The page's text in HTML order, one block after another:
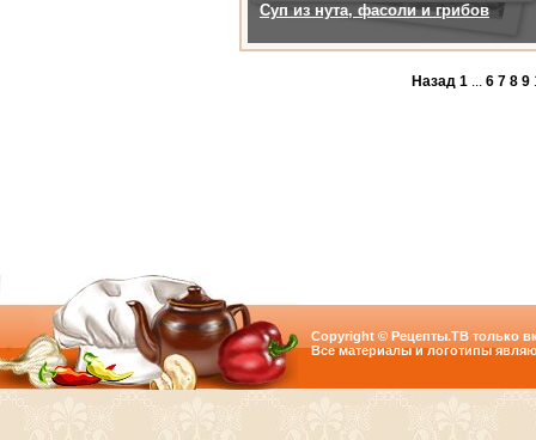
Суп из нута, фасоли и грибов
Назад 1 ... 6 7 8 9
Copyright © Рецепты.ТВ только
Все материалы и логотипы